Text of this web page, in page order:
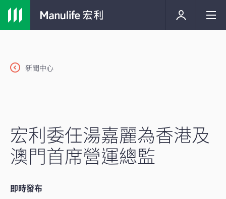
新聞中心
宏利委任湯嘉麗為香港及
澳門首席營運總監
即時發布